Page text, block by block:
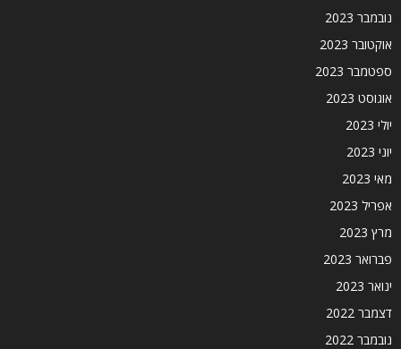
נובמבר 2023
אוקטובר 2023
ספטמבר 2023
אוגוסט 2023
יולי 2023
יוני 2023
מאי 2023
אפריל 2023
מרץ 2023
פברואר 2023
ינואר 2023
דצמבר 2022
נובמבר 2022